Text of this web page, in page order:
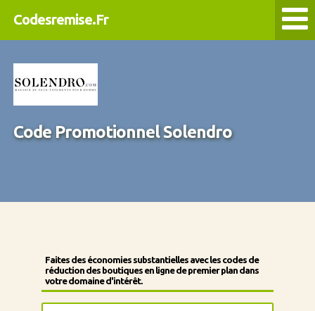
Codesremise.Fr
Code Promotionnel Solendro
Faites des économies substantielles avec les codes de
réduction des boutiques en ligne de premier plan dans
votre domaine d'intérêt.